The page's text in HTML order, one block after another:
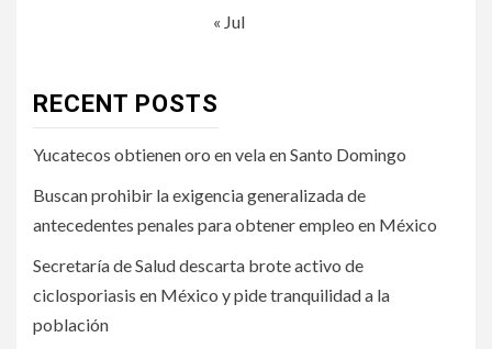
« Jul
RECENT POSTS
Yucatecos obtienen oro en vela en Santo Domingo
Buscan prohibir la exigencia generalizada de
antecedentes penales para obtener empleo en México
Secretaría de Salud descarta brote activo de
ciclosporiasis en México y pide tranquilidad a la
población